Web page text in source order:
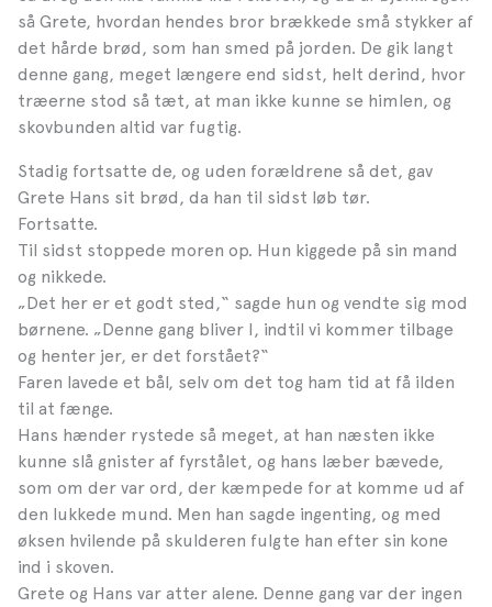
så Grete, hvordan hendes bror brækkede små stykker af
det hårde brød, som han smed på jorden. De gik langt
denne gang, meget længere end sidst, helt derind, hvor
træerne stod så tæt, at man ikke kunne se himlen, og
skovbunden altid var fugtig.
Stadig fortsatte de, og uden forældrene så det, gav
Grete Hans sit brød, da han til sidst løb tør.
Fortsatte.
Til sidst stoppede moren op. Hun kiggede på sin mand
og nikkede.
„Det her er et godt sted,“ sagde hun og vendte sig mod
børnene. „Denne gang bliver I, indtil vi kommer tilbage
og henter jer, er det forstået?“
Faren lavede et bål, selv om det tog ham tid at få ilden
til at fænge.
Hans hænder rystede så meget, at han næsten ikke
kunne slå gnister af fyrstålet, og hans læber bævede,
som om der var ord, der kæmpede for at komme ud af
den lukkede mund. Men han sagde ingenting, og med
øksen hvilende på skulderen fulgte han efter sin kone
ind i skoven.
Grete og Hans var atter alene. Denne gang var der ingen